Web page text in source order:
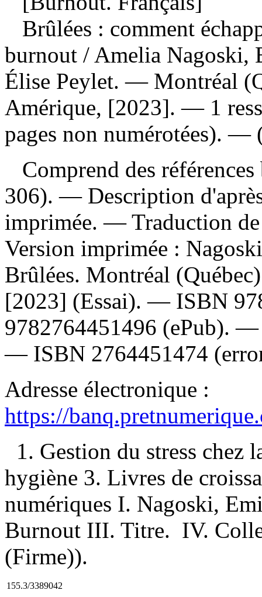
Brûlées : comment
burnout / Amelia Nagoski,
Élise Peylet. — Montréal
Amérique, [2023]. — 1
pages non numérotées). —
Comprend des
306). — Description
imprimée. —Traduction
Version imprimée :
Brûlées. Montréal
[2023] (Essai). — ISBN
9782764451496 (ePub).
— ISBN 2764451474
Adresse électronique :
https://
1. Gestion du stress chez
hygiène 3. Livres de
numériques I. Nagoski,
Burnout III. Titre. IV.
(Firme)).
155.3/3389042